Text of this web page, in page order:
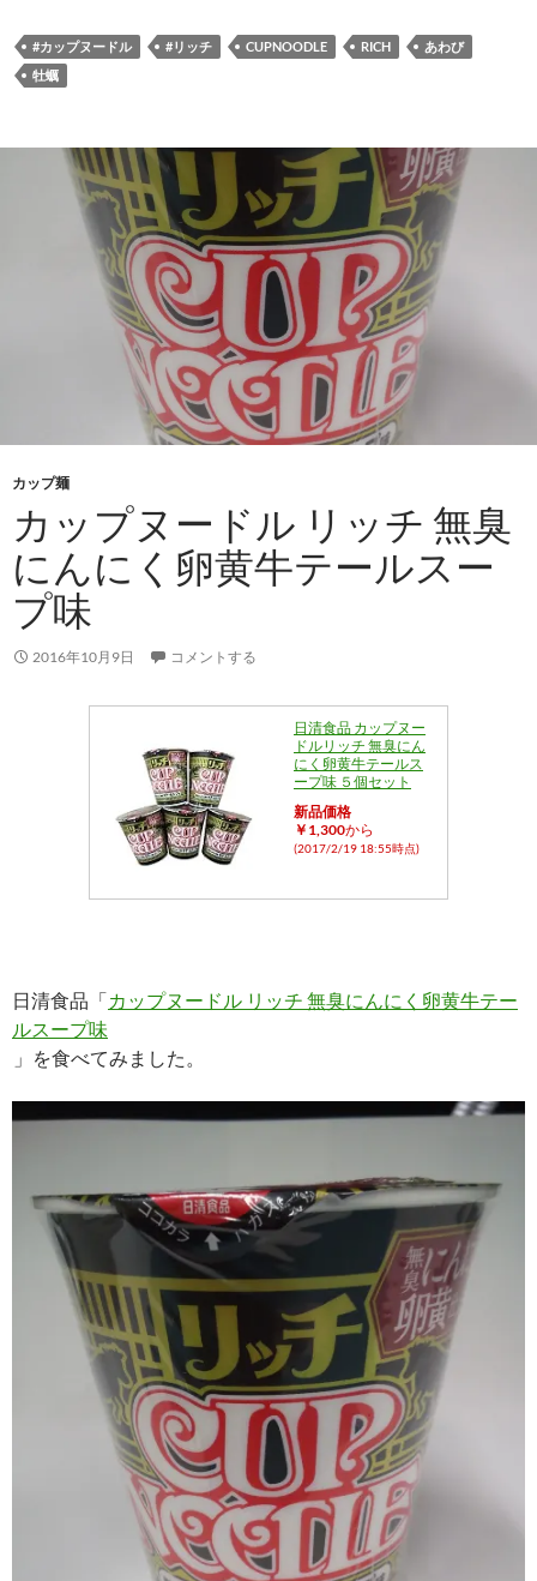
#カップヌードル #リッチ CUPNOODLE RICH
あわび
牡蠣
カップ麺
カップヌードル リッチ 無臭
にんにく卵黄牛テールスー
プ味
2016年10月9日 コメントする
日清食品 カップヌー
ドルリッチ 無臭にん
にく卵黄牛テールス
ープ味 ５個セット
新品価格
￥1,300から
(2017/2/19 18:55時点)
日清食品「カップヌードル リッチ 無臭にんにく卵黄牛テー
ルスープ味
」を食べてみました。